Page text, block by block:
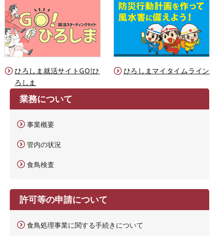
ひろしま就活サイトGO!ひ
ろしま
ひろしまマイタイムライン
業務について
事業概要
管内の状況
食鳥検査
許可等の申請について
食鳥処理事業に関する手続きについて